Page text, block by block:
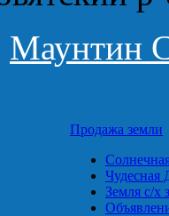
Маунтин
Продажа земли
Чудесная
Земля с/х